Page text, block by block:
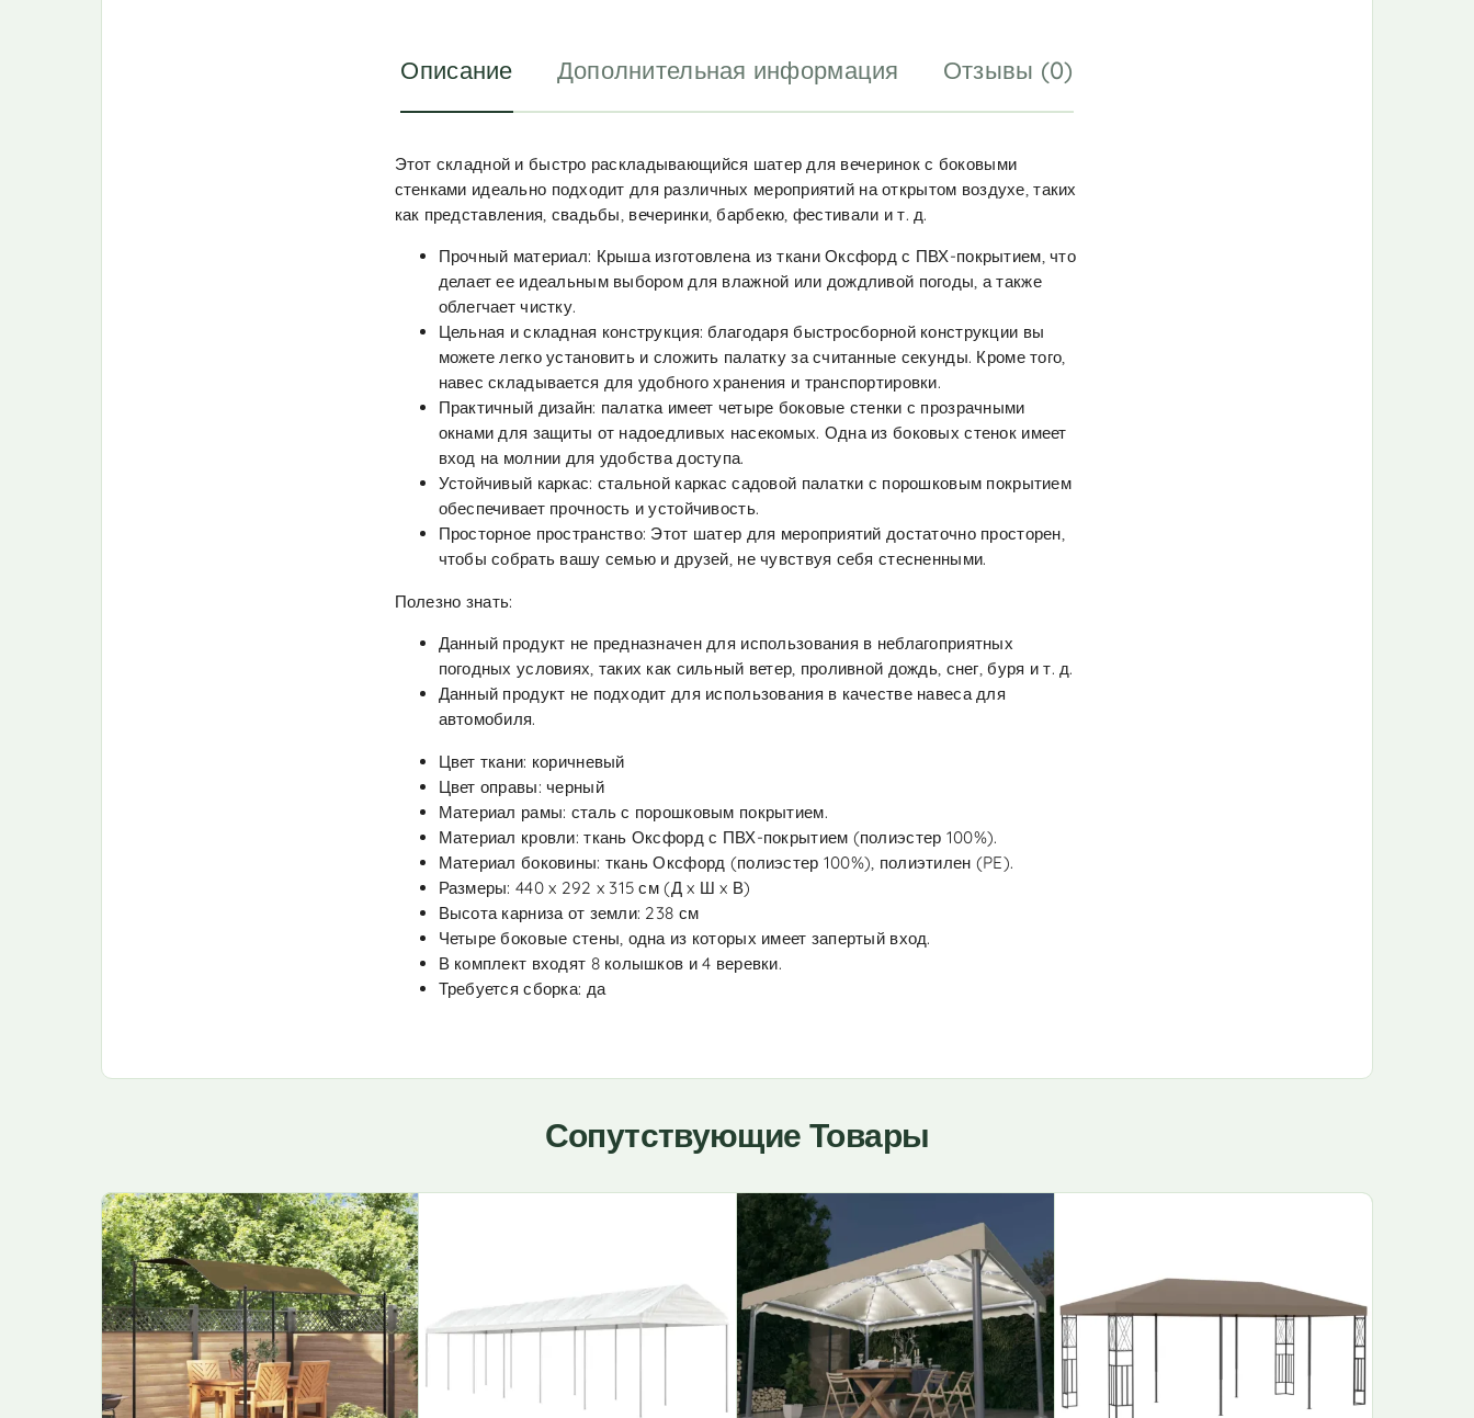
Описание Дополнительная информация Отзывы (0)
Этот складной и быстро раскладывающийся шатер для вечеринок с боковыми
стенками идеально подходит для различных мероприятий на открытом воздухе, таких
как представления, свадьбы, вечеринки, барбекю, фестивали и т. д.
Прочный материал: Крыша изготовлена из ткани Оксфорд с ПВХ-покрытием, что
делает ее идеальным выбором для влажной или дождливой погоды, а также
облегчает чистку.
Цельная и складная конструкция: благодаря быстросборной конструкции вы
можете легко установить и сложить палатку за считанные секунды. Кроме того,
навес складывается для удобного хранения и транспортировки.
Практичный дизайн: палатка имеет четыре боковые стенки с прозрачными
окнами для защиты от надоедливых насекомых. Одна из боковых стенок имеет
вход на молнии для удобства доступа.
Устойчивый каркас: стальной каркас садовой палатки с порошковым покрытием
обеспечивает прочность и устойчивость.
Просторное пространство: Этот шатер для мероприятий достаточно просторен,
чтобы собрать вашу семью и друзей, не чувствуя себя стесненными.
Полезно знать:
Данный продукт не предназначен для использования в неблагоприятных
погодных условиях, таких как сильный ветер, проливной дождь, снег, буря и т. д.
Данный продукт не подходит для использования в качестве навеса для
автомобиля.
Цвет ткани: коричневый
Цвет оправы: черный
Материал рамы: сталь с порошковым покрытием.
Материал кровли: ткань Оксфорд с ПВХ-покрытием (полиэстер 100%).
Материал боковины: ткань Оксфорд (полиэстер 100%), полиэтилен (PE).
Размеры: 440 x 292 x 315 см (Д x Ш x В)
Высота карниза от земли: 238 см
Четыре боковые стены, одна из которых имеет запертый вход.
В комплект входят 8 колышков и 4 веревки.
Требуется сборка: да
Сопутствующие Товары